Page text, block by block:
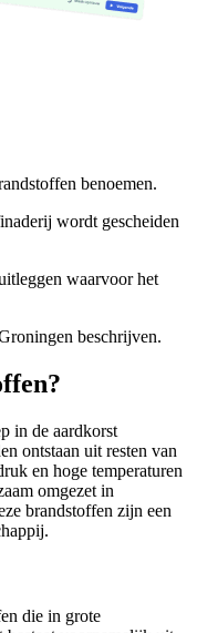
benoemen.
wordt gescheiden
waarvoor het
beschrijven.
in de aardkorst
ontstaan uit resten van
en hoge temperaturen
omgezet in
brandstoffen zijn een
die in grote